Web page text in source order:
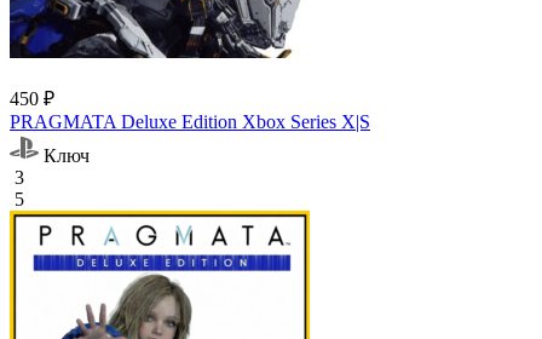
450 ₽
PRAGMATA Deluxe Edition Xbox Series X|S
Ключ
3
5